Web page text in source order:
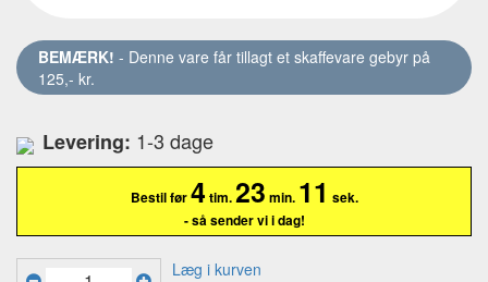
BEMÆRK! - Denne vare får tillagt et skaffevare gebyr på
125,- kr.
Levering: 1-3 dage
Bestil før4 tim.23 min. 10 sek.
- så sender vi i dag!
Læg i kurven